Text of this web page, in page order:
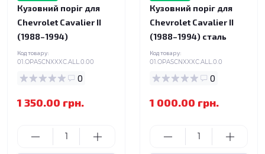
Кузовний поріг для
Chevrolet Cavalier II
(1988–1994)
Код товару:
01.OPASCNXXXC.ALL.0.00
0
1 350.00 грн.
Кузовний поріг для
Chevrolet Cavalier II
(1988–1994) сталь
Код товару:
01.OPASCNXXXC.ALL.0.0
0
1 000.00 грн.